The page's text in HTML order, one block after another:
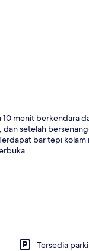
menit berkendara
setelah
bar tepi
Tersedia